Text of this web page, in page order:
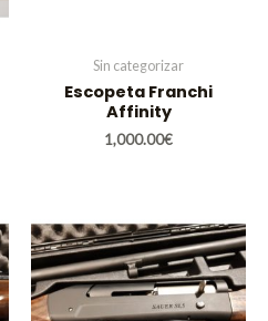
Sin categorizar
Escopeta Franchi
Affinity
1,000.00€